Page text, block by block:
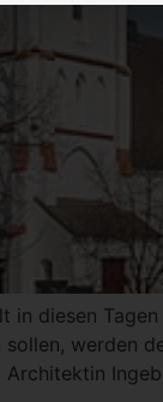
diesen
werden
Architektin